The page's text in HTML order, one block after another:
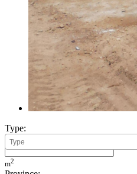
Type:
Minimum Build Area:
m2